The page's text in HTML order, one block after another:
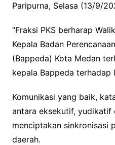
Paripurna, Selasa (13/9/
“Fraksi PKS berharap
Kepala Badan
(Bappeda) Kota Medan
kepala Bappeda terhadap
Komunikasi yang baik,
antara eksekutif, yudikatif
menciptakan sinkronisasi
daerah.